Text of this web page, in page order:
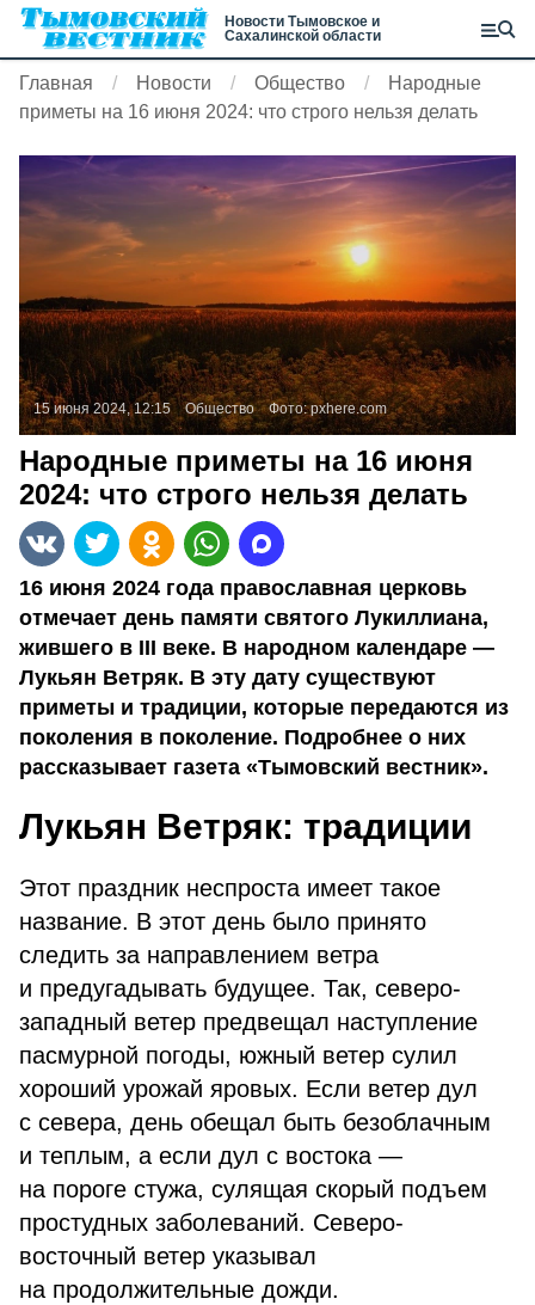
Новости Тымовское и
Сахалинской области
Главная Новости Общество
Народные
приметы на 16 июня 2024: что строго нельзя делать
15 июня 2024, 12:15 Общество Фото:pxhere.com
Народные приметы на 16 июня
2024: что строго нельзя делать
16 июня 2024 года православная церковь
отмечает день памяти святого Лукиллиана,
жившего в III веке. В народном календаре —
Лукьян Ветряк. В эту дату существуют
приметы и традиции, которые передаются из
поколения в поколение. Подробнее о них
рассказывает газета «Тымовский вестник».
Лукьян Ветряк: традиции
Этот праздник неспроста имеет такое
название. В этот день было принято
следить за направлением ветра
и предугадывать будущее. Так, северо-
западный ветер предвещал наступление
пасмурной погоды, южный ветер сулил
хороший урожай яровых. Если ветер дул
с севера, день обещал быть безоблачным
и теплым, а если дул с востока —
на пороге стужа, сулящая скорый подъем
простудных заболеваний. Северо-
восточный ветер указывал
на продолжительные дожди.